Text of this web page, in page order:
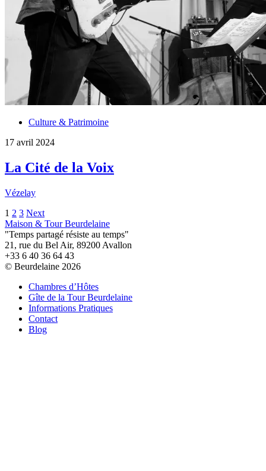
Culture & Patrimoine
17 avril 2024
La Cité de la Voix
Vézelay
Pagination
des
publications
1 2 3 Next
Maison & Tour Beurdelaine
"Temps partagé résiste au temps"
21, rue du Bel Air, 89200 Avallon
+33 6 40 36 64 43
© Beurdelaine 2026
Chambres d’Hôtes
Gîte de la Tour Beurdelaine
Informations Pratiques
Contact
Blog